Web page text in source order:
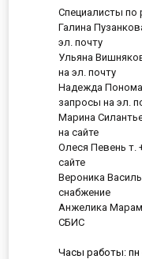
Специалисты по
Галина
эл. почту
Ульяна
на эл. почту
Надежда
запросы на эл.
Марина
на сайте
Олеся Певень т.
сайте
Вероника
снабжение
Анжелика
СБИС
Часы работы: пн